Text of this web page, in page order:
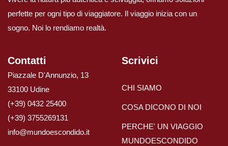
perfette per ogni tipo di viaggiatore. Il viaggio inizia con un
sogno. Noi lo rendiamo realtà.
Contatti
Piazzale D'Annunzio, 13
33100 Udine
(+39) 0432 25400
(+39) 3755269131
info@mundoescondido.it
Scrivici
CHI SIAMO
COSA DICONO DI NOI
PERCHE' UN VIAGGIO
MUNDOESCONDIDO